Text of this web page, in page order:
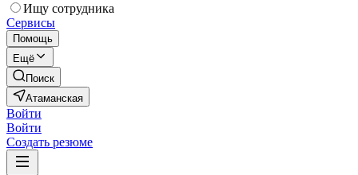
Ищу сотрудника
Сервисы
Помощь
Ещё
Поиск
Атаманская
Войти
Войти
Создать резюме